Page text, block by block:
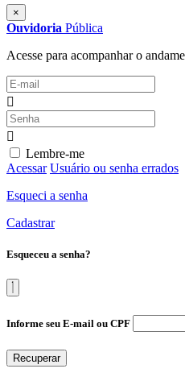
×
Ouvidoria Pública
Acesse para acompanhar o
Lembre-me
Acessar Usuário ou senha errados
Esqueci a senha
Cadastrar
Esqueceu a senha?
Informe seu E-mail ou CPF
Recuperar